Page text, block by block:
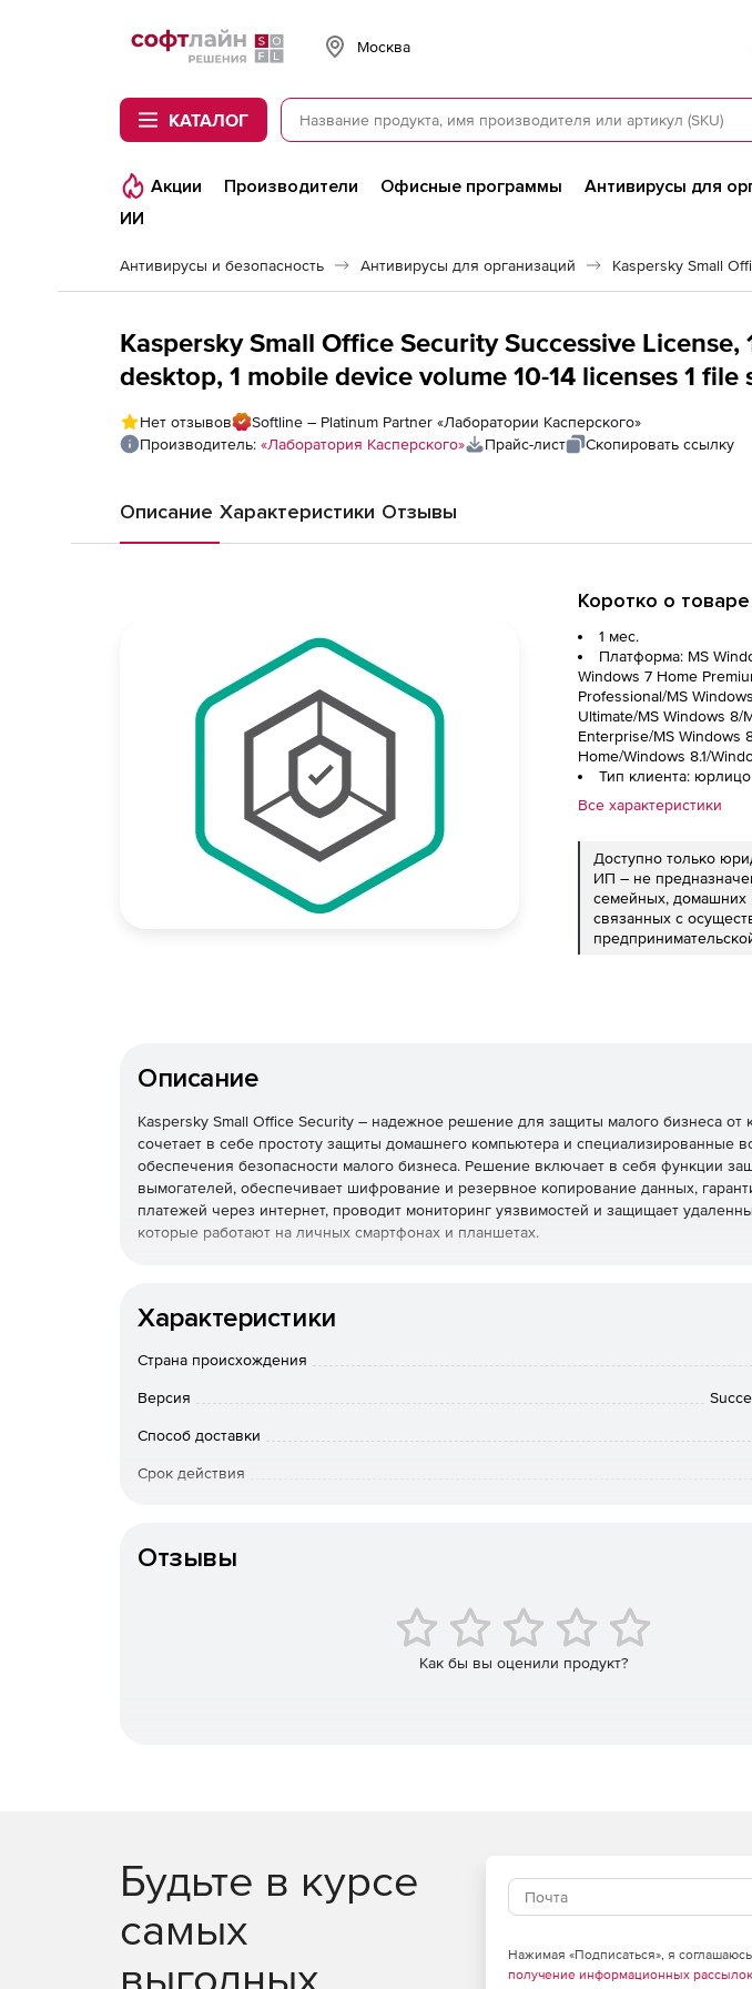
Softline
Москва
КАТАЛОГ
Акции Производители Офисные программы Антивирусы для
ИИ
Антивирусы и безопасность Антивирусы для организаций Kaspersky Small
Kaspersky Small Office Security Successive License, 1
desktop, 1 mobile device volume 10-14 licenses 1 file server - Win,
Mac, Android, iOS - English (Canada, United States)
Нет отзывов
Softline – Platinum Partner «Лаборатории Касперского»
Производитель: «Лаборатория Касперского» Прайс-лист Скопировать ссылку
Описание Характеристики Отзывы
Коротко о товаре
1 мес.
Платформа: MS
Windows 7 Home
Professional/MS
Ultimate/MS Windows 8/
Enterprise/MS Windows
Home/Windows 8.1/
Тип клиента: юрлицо
Все характеристики
Доступно только
ИП – не
семейных, домашних
связанных с
Описание
Kaspersky Small Office Security – надежное решение для защиты малого бизнеса от
сочетает в себе простоту защиты домашнего компьютера и специализированные
обеспечения безопасности малого бизнеса. Решение включает в себя функции
вымогателей, обеспечивает шифрование и резервное копирование данных,
платежей через интернет, проводит мониторинг уязвимостей и защищает
которые работают на личных смартфонах и планшетах.
Основные преимущества
Характеристики
Страна происхождения
Версия
Способ доставки
Срок действия
Отзывы
Как бы вы оценили продукт?
Будьте в курсе
самых
выгодных
Нажимая «Подписаться», я
получение информационных рассылок